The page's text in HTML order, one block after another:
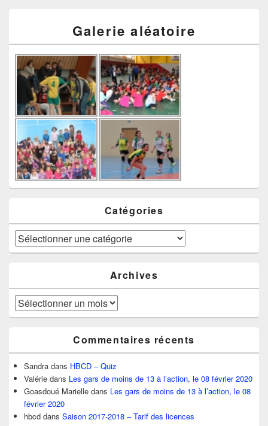
Galerie aléatoire
Catégories
Catégories
Archives
Archives
Commentaires récents
Sandra dans HBCD – Quiz
Valérie dans Les gars de moins de 13 à l’action, le 08 février 2020
Goasdoué Marielle dans Les gars de moins de 13 à l’action, le 08
février 2020
hbcd dans Saison 2017-2018 – Tarif des licences